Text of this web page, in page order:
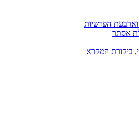
הפרשיות
אסתר
ביקורת המקרא